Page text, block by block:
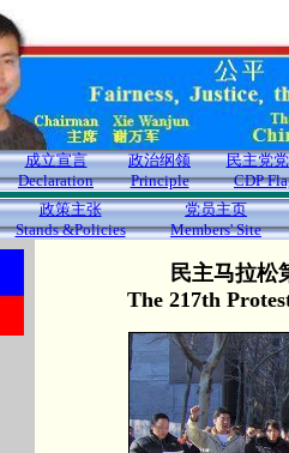
成立宣言
Declaration
政治纲领
Principle
民主党
CDP
政策主张
Stands &Policies
党员主页
Members' Site
民主马拉松
The 217th